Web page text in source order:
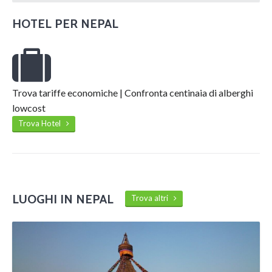
HOTEL PER NEPAL
Trova tariffe economiche | Confronta centinaia di alberghi
lowcost
Trova Hotel
LUOGHI IN NEPAL Trova altri